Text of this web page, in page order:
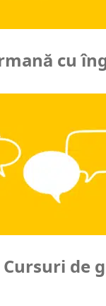
cu
Cursuri de